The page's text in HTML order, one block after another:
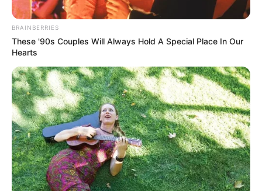
como el eccema, psoriasis, y acné.
Aplicadas en compresas, calman las
inflamaciones y ayudan a regenerar la
Refuerza el Sistema Inmunológico
Gracias a sus antioxidantes, la
manzanilla contribuye a fortalecer el
sistema inmunológico, previniendo
resfriados y mejorando la respuesta del
cuerpo ante infecciones.
Alivio de Cólicos Menstruales
La manzanilla ayuda a relajar los
músculos, lo que es beneficioso para
BRAINBERRIES
These '90s Couples Will Always Hold A Special Place In Our
Hearts